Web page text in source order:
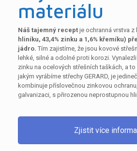
materiálu
Náš tajemný receptje ochranná vrstva z
hliníku, 43,4% zinku a 1,6% křemíku)
jádro. Tím zajistíme, že jsou kovové
lehké, silné a odolné proti korozi.
zinku na ocelových střešních taškách, a to
jakým vyrábíme střechy GERARD, je
kombinuje příslovečnou zinkovou
galvanizaci, s přirozenou neprostupnou
Zjistit více